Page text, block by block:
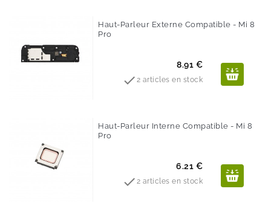
Haut-Parleur Externe Compatible - Mi 8
Pro
Prix
8.91 €
 2 articles en stock
Haut-Parleur Interne Compatible - Mi 8
Pro
Prix
6.21 €
 2 articles en stock